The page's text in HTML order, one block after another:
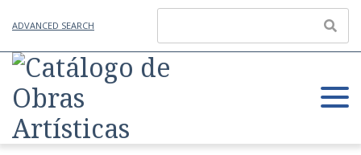
ADVANCED SEARCH